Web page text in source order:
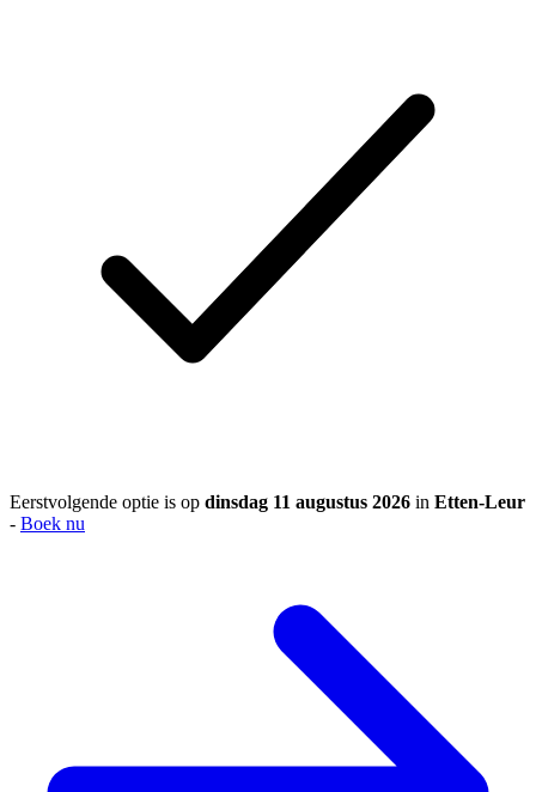
Eerstvolgende optie is op dinsdag 11 augustus 2026 in Etten-Leur
- Boek nu